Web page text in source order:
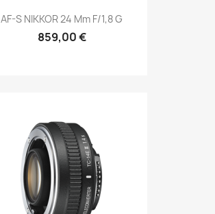
AF-S NIKKOR 24 Mm F/1,8 G
859,00 €